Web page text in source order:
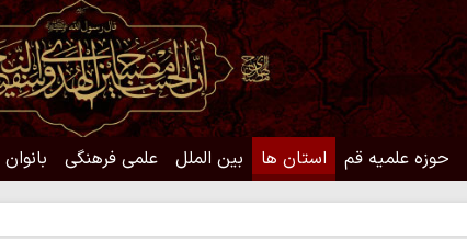
حوزه علمیه قم استان ها بین الملل علمی فرهنگی بانوان